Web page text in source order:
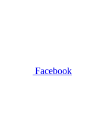
Facebook